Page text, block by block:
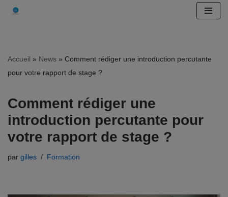
contenu
Accueil » News » Comment rédiger une introduction percutante
pour votre rapport de stage ?
Comment rédiger une
introduction percutante pour
votre rapport de stage ?
par gilles Formation